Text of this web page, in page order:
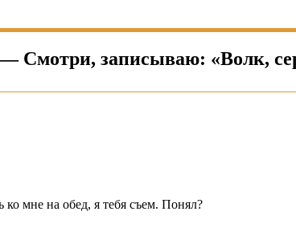
Смотри, записываю: «Волк,
мне на обед, я тебя съем. Понял?